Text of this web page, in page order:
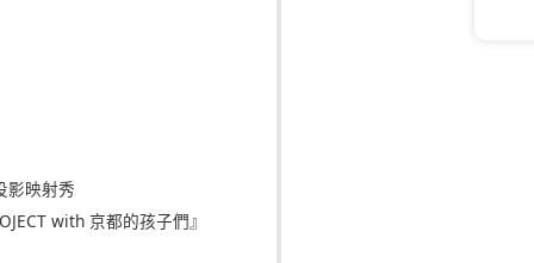
影映射秀
with 京都的孩子們』